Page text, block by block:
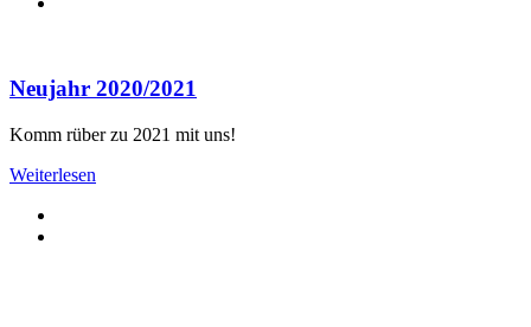
Neujahr 2020/2021
Komm rüber zu 2021 mit uns!
Weiterlesen